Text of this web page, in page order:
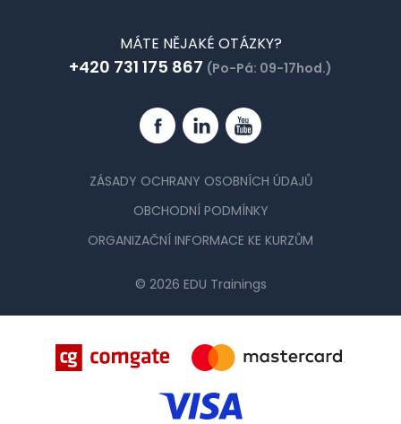
MÁTE NĚJAKÉ OTÁZKY?
+420 731 175 867 (Po-Pá: 09-17hod.)
FacebookLinkedinYouTube
ZÁSADY OCHRANY OSOBNÍCH ÚDAJŮ
OBCHODNÍ PODMÍNKY
ORGANIZAČNÍ INFORMACE KE KURZŮM
© 2026 EDU Trainings